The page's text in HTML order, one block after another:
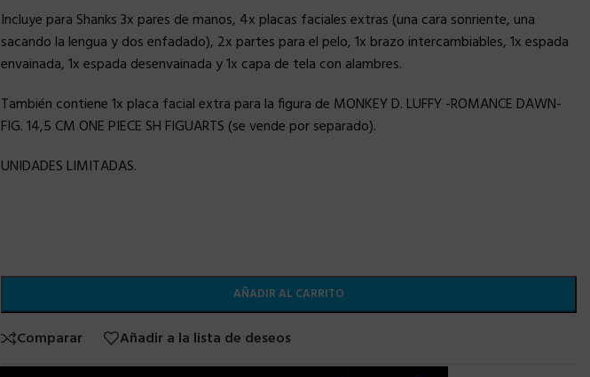
Incluye para Shanks 3x pares de manos, 4x placas faciales extras (una cara sonriente, una
sacando la lengua y dos enfadado), 2x partes para el pelo, 1x brazo intercambiables, 1x espada
envainada, 1x espada desenvainada y 1x capa de tela con alambres.
También contiene 1x placa facial extra para la figura de MONKEY D. LUFFY -ROMANCE DAWN-
FIG. 14,5 CM ONE PIECE SH FIGUARTS (se vende por separado).
UNIDADES LIMITADAS.
AÑADIR AL CARRITO
Comparar Añadir a la lista de deseos